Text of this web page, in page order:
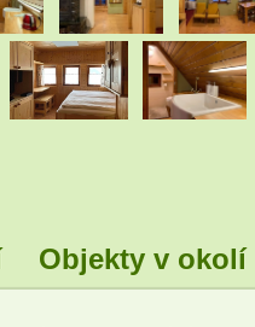
Objekty v okolí